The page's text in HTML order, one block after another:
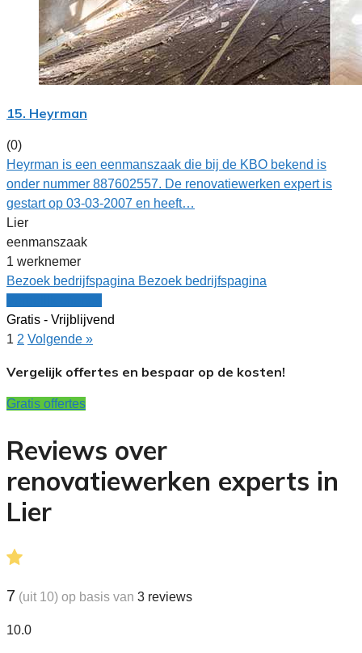
15. Heyrman
(0)
Heyrman is een eenmanszaak die bij de KBO bekend is
onder nummer 887602557. De renovatiewerken expert is
gestart op 03-03-2007 en heeft…
Lier
eenmanszaak
1 werknemer
Bezoek bedrijfspagina Bezoek bedrijfspagina
Gratis - Vrijblijvend
1 2 Volgende »
Vergelijk offertes en bespaar op de kosten!
Gratis offertes
Reviews over
renovatiewerken experts in
Lier
7 (uit 10) op basis van 3 reviews
10.0